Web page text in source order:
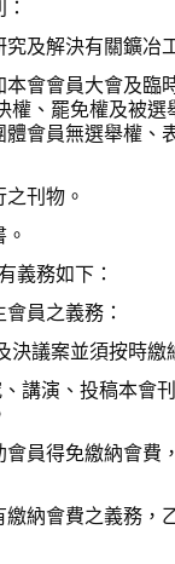
究及解決有關鑛冶
本會會員大會及臨
權、罷免權及被選
會員無選舉權、
之刊物。
義務如下：
員之義務：
決議案並須按時繳
講演、投稿本會
會員得免繳納會費
繳納會費之義務，